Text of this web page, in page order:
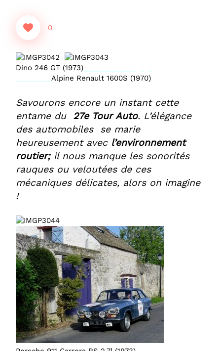
0
Dino 246 GT (1973)
Alpine Renault 1600S (1970)
Savourons encore un instant cette
entame du 27e Tour Auto. L’élégance
des automobiles se marie
heureusement avec l’environnement
routier;il nous manque les sonorités
rauques ou veloutées de ces
mécaniques délicates, alors on imagine
!